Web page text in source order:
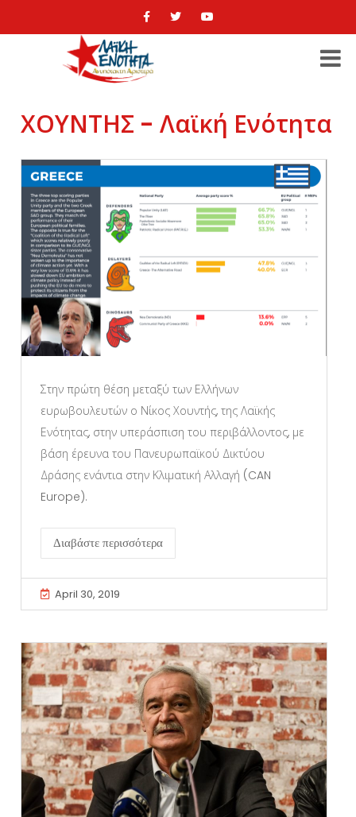
ΧΟΥΝΤΗΣ - Λαϊκή Ενότητα
Στην πρώτη θέση μεταξύ των Ελλήνων
ευρωβουλευτών ο Νίκος Χουντής, της Λαϊκής
Ενότητας, στην υπεράσπιση του περιβάλλοντος, με
βάση έρευνα του Πανευρωπαϊκού Δικτύου
Δράσης ενάντια στην Κλιματική Αλλαγή (CAN
Europe).
Διαβάστε περισσότερα
April 30, 2019